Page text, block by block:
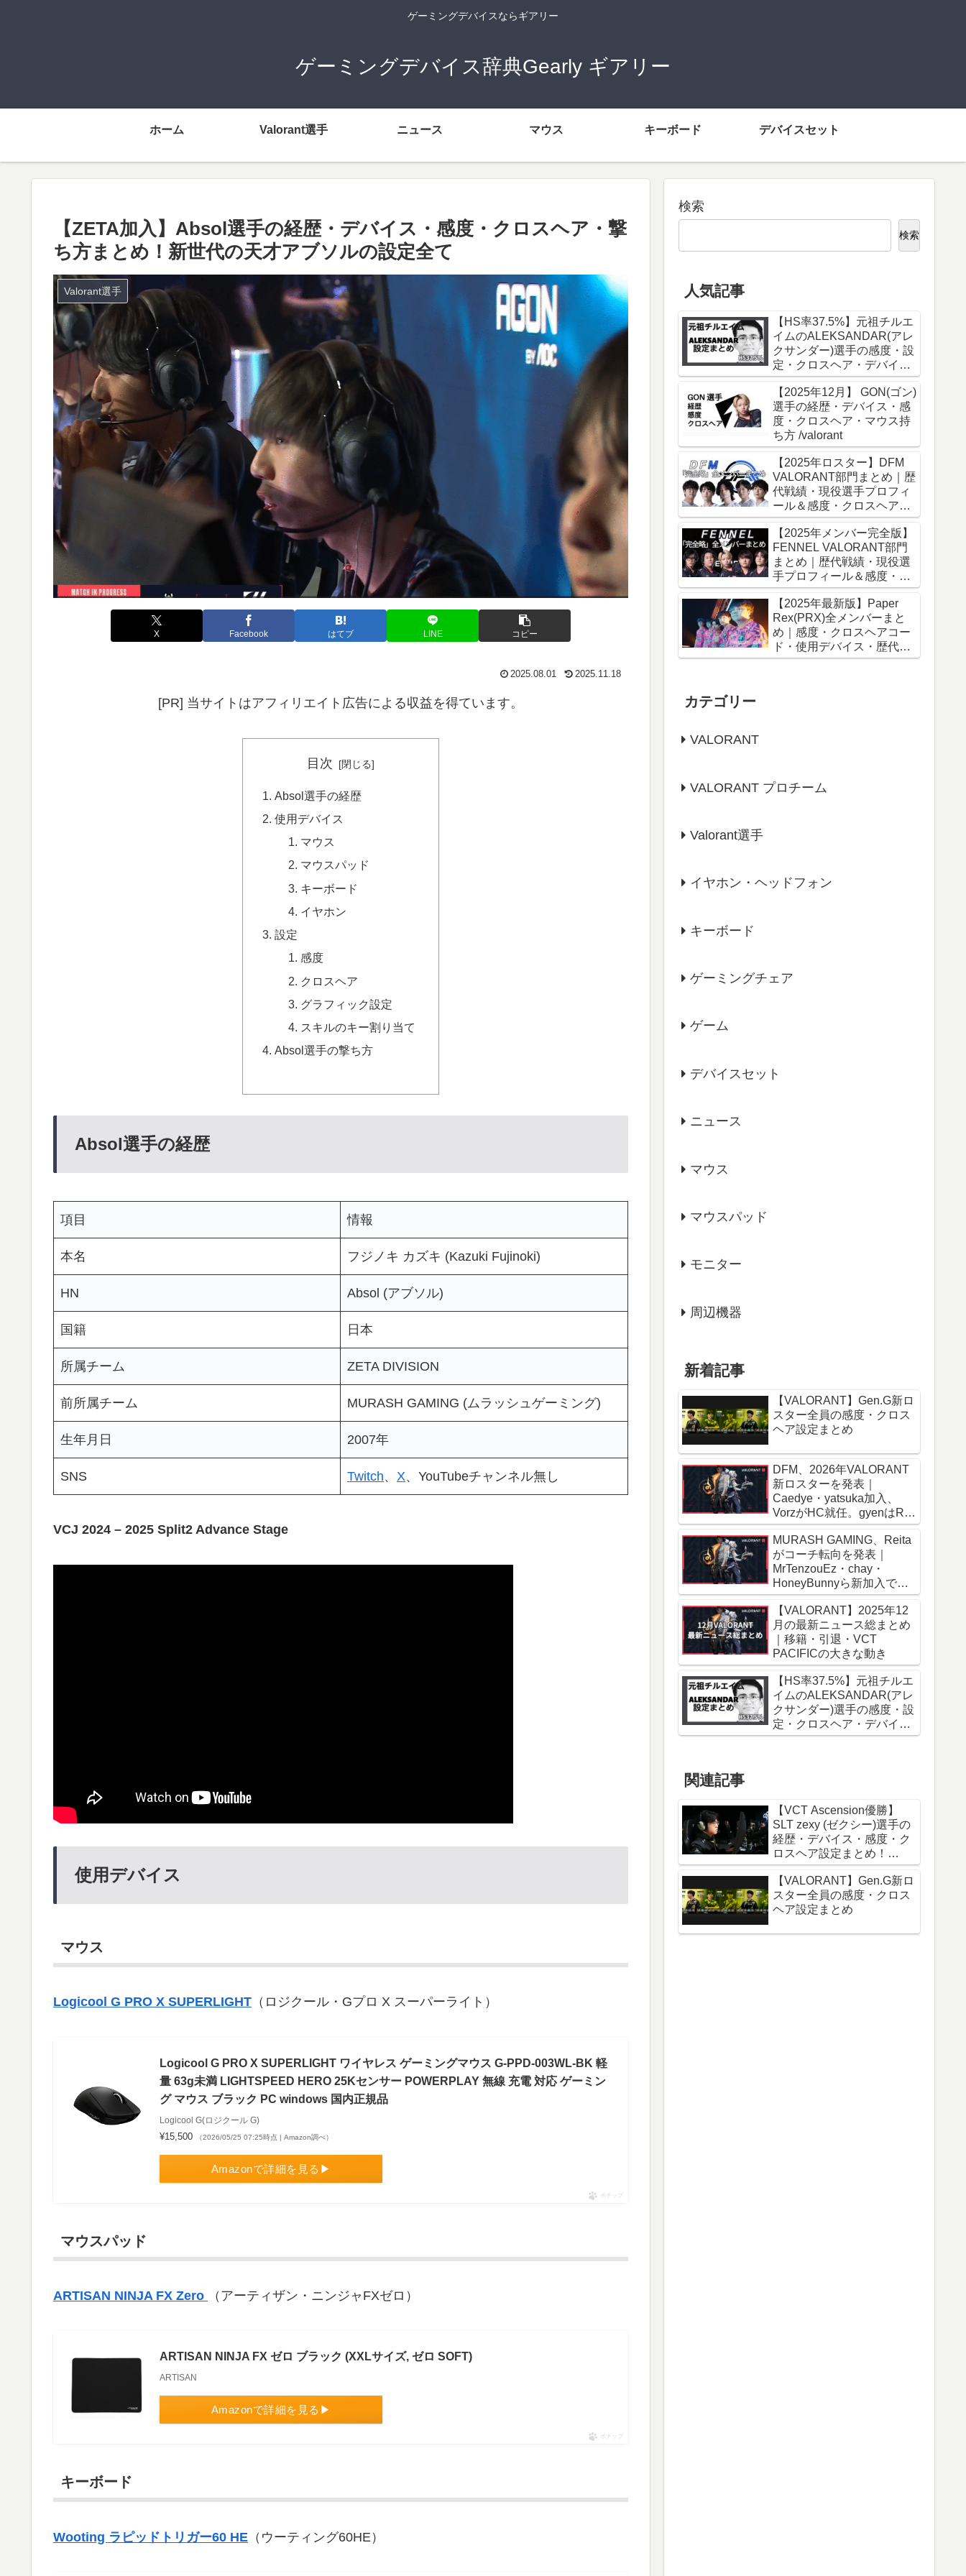
ゲーミングデバイスならギアリー
ゲーミングデバイス辞典Gearly ギアリー
ホーム Valorant選手 ニュース マウス キーボード デバイスセット
【ZETA加入】Absol選手の経歴・デバイス・感度・クロスヘア・撃
ち方まとめ！新世代の天才アブソルの設定全て
Valorant選手
X Facebook はてブ LINE コピー
2025.08.01 2025.11.18
[PR] 当サイトはアフィリエイト広告による収益を得ています。
目次
Absol選手の経歴
使用デバイス
マウス
マウスパッド
キーボード
イヤホン
設定
感度
クロスヘア
グラフィック設定
スキルのキー割り当て
Absol選手の撃ち方
Absol選手の経歴
項目 情報
本名 フジノキ カズキ (Kazuki Fujinoki)
HN Absol (アブソル)
国籍 日本
所属チーム ZETA DIVISION
前所属チーム MURASH GAMING (ムラッシュゲーミング)
生年月日 2007年
SNS Twitch、 X、YouTubeチャンネル無し
VCJ 2024 – 2025 Split2 Advance Stage
使用デバイス
マウス
Logicool G PRO X SUPERLIGHT （ロジクール・Gプロ X スーパーライト）
Logicool G PRO X SUPERLIGHT ワイヤレス ゲーミングマウス G-PPD-003WL-BK 軽
量 63g未満 LIGHTSPEED HERO 25Kセンサー POWERPLAY 無線 充電 対応 ゲーミン
グ マウス ブラック PC windows 国内正規品
Logicool G(ロジクール G)
¥15,500 （2026/05/25 07:25時点 | Amazon調べ）
Amazonで詳細を見る▶
ポチップ
マウスパッド
ARTISAN NINJA FX Zero （アーティザン・ニンジャFXゼロ）
ARTISAN NINJA FX ゼロ ブラック (XXLサイズ, ゼロ SOFT)
ARTISAN
Amazonで詳細を見る▶
ポチップ
キーボード
Wooting ラピッドトリガー60 HE （ウーティング60HE）
検索
検索
人気記事
【HS率37.5%】元祖チルエ
イムのALEKSANDAR(アレ
クサンダー)選手の感度・設
定・クロスヘア・デバイス
設定まとめ！
VALORANT│2026年1月
【2025年12月】 GON(ゴン)
選手の経歴・デバイス・感
度・クロスヘア・マウス持
ち方 /valorant
【2025年ロスター】DFM
VALORANT部門まとめ｜歴
代戦績・現役選手プロフィ
ール＆感度・クロスヘア・
高使用率デバイス
（Meiy,Jinboong,gyen,SSe
eS,Akame）
【2025年メンバー完全版】
FENNEL VALORANT部門
まとめ｜歴代戦績・現役選
手プロフィール＆感度・ク
ロスヘア・高使用率デバイ
ス
【2025年最新版】Paper
Rex(PRX)全メンバーまと
め｜感度・クロスヘアコー
ド・使用デバイス・歴代戦
績「VALORANT」
カテゴリー
VALORANT
VALORANT プロチーム
Valorant選手
イヤホン・ヘッドフォン
キーボード
ゲーミングチェア
ゲーム
デバイスセット
ニュース
マウス
マウスパッド
モニター
周辺機器
新着記事
【VALORANT】Gen.G新ロ
スター全員の感度・クロス
ヘア設定まとめ
DFM、2026年VALORANT
新ロスターを発表｜
Caedye・yatsuka加入、
VorzがHC就任。gyenはRID
移籍報道
MURASH GAMING、Reita
がコーチ転向を発表｜
MrTenzouEz・chay・
HoneyBunnyら新加入で
2026年ロスター確定
【VALORANT】2025年12
月の最新ニュース総まとめ
｜移籍・引退・VCT
PACIFICの大きな動き
【HS率37.5%】元祖チルエ
イムのALEKSANDAR(アレ
クサンダー)選手の感度・設
定・クロスヘア・デバイス
設定まとめ！
関連記事
【VCT Ascension優勝】
SLT zexy (ゼクシー)選手の
経歴・デバイス・感度・ク
ロスヘア設定まとめ！
aspasをリスペクトする超
低センシプレイヤー
VALORANT
【VALORANT】Gen.G新ロ
スター全員の感度・クロス
ヘア設定まとめ